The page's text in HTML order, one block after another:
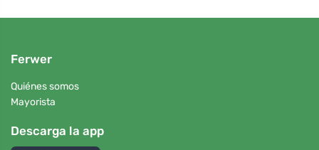
Ferwer
Quiénes somos
Mayorista
Descarga la app